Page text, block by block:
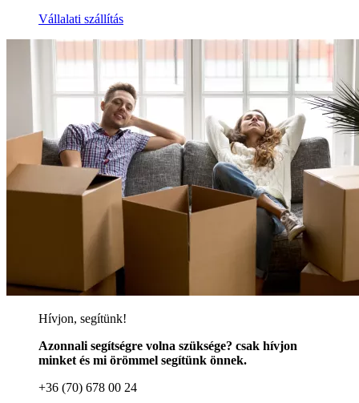
Vállalati szállítás
Hívjon, segítünk!
Azonnali segítségre volna szüksége? csak hívjon
minket és mi örömmel segítünk önnek.
+36 (70) 678 00 24